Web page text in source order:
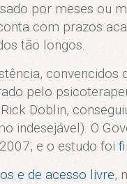
por meses ou
com prazos
tão longos.
convencidos
pelo
Doblin,
indesejável). O
e o estudo foi
e de acesso livre,